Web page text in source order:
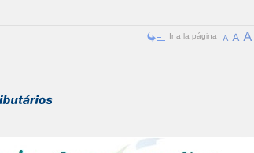
Ir a la página